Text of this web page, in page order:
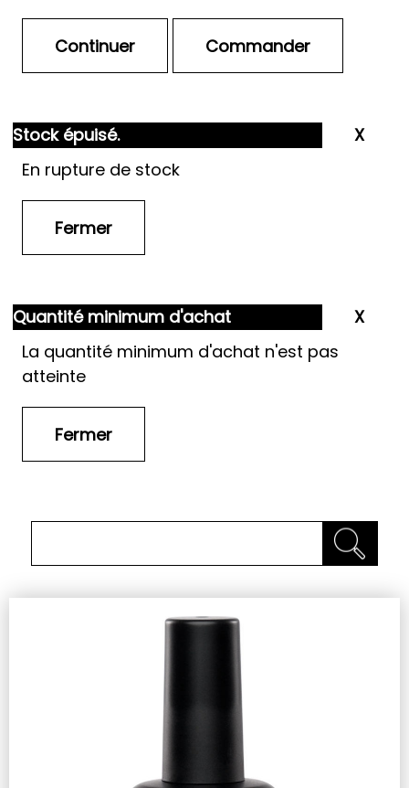
Stock épuisé.
En rupture de stock
Quantité minimum d'achat
La quantité minimum d'achat n'est pas
atteinte